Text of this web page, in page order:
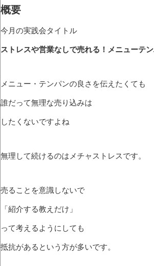
概要
今月の実践会タイトル
ストレスや営業なしで売れる！メニューテ
メニュー・テンパンの良さを伝えたくても
誰だって無理な売り込みは
したくないですよね
無理して続けるのはメチャストレスです。
売ることを意識しないで
「紹介する教えだけ」
って考えるようにしても
抵抗があるという方が多いです。